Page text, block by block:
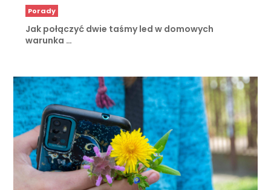
Porady
Jak połączyć dwie taśmy led w domowych
warunka …